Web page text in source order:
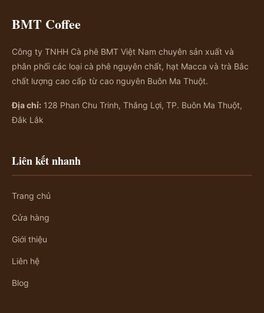
BMT Coffee
Công ty TNHH Cà phê BMT Việt Nam chuyên sản xuất và
phân phối các loại cà phê nguyên chất, hạt Macca và trà Bắc
chất lượng cao cấp từ cao nguyên Buôn Ma Thuột.
Địa chỉ: 128 Phan Chu Trinh, Thắng Lợi, TP. Buôn Ma Thuột,
Đắk Lắk
Liên kết nhanh
Trang chủ
Cửa hàng
Giới thiệu
Liên hệ
Blog